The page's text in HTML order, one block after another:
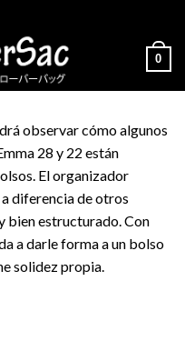
0
observar cómo algunos
28 y 22 están
El organizador
diferencia de otros
bien estructurado. Con
a darle forma a un bolso
solidez propia.